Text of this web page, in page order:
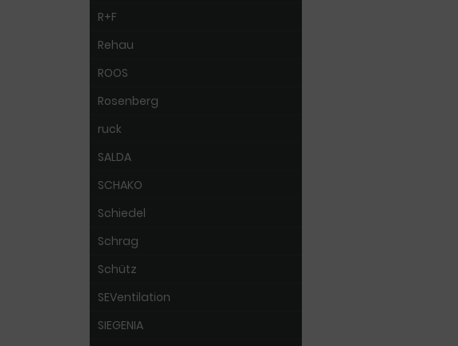
R+F
Rehau
ROOS
Rosenberg
ruck
SALDA
SCHAKO
Schiedel
Schrag
Schütz
SEVentilation
SIEGENIA